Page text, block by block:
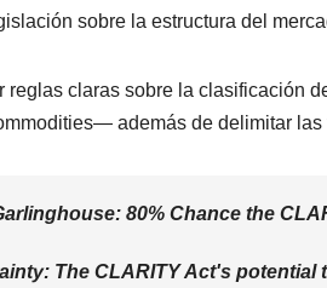
sobre la estructura del
reglas claras sobre la clasificación
además de delimitar
80% Chance the
The CLARITY Act's